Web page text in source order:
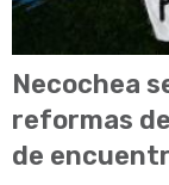
Necochea
reformas
de